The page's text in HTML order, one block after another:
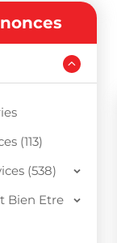
(113)
(538)
Bien Etre